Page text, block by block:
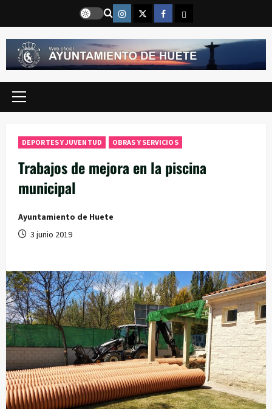
contenido
Instragram
TwitterFacebook
Email
Menú
DEPORTES Y JUVENTUD OBRAS Y SERVICIOS
Trabajos de mejora en la piscina
municipal
Ayuntamiento de Huete
3 junio 2019